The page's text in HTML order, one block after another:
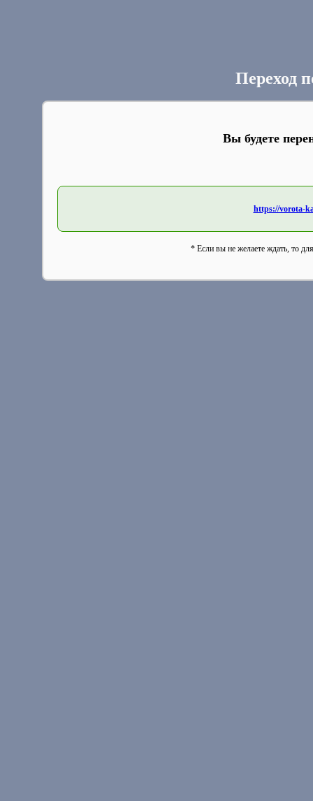
Переход
Вы будете
https://vorota-
* Если вы не желаете ждать, то